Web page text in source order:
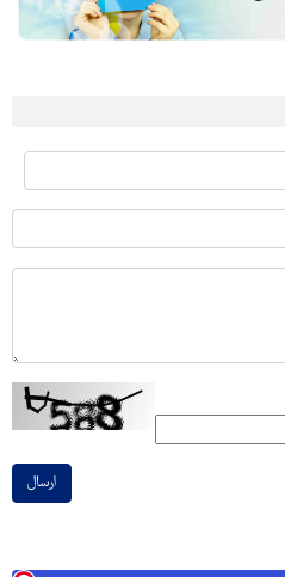
ارسال